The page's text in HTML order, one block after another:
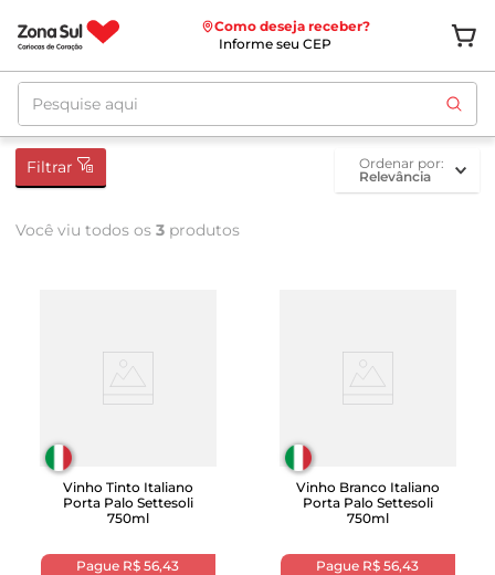
Como deseja receber?
Informe seu CEP
Pesquise aqui
Filtrar
ordenar por
Relevância
Você viu todos os 3 produtos
Vinho Tinto Italiano
Porta Palo Settesoli
750ml
Pague R$ 56,43
Vinho Branco Italiano
Porta Palo Settesoli
750ml
Pague R$ 56,43